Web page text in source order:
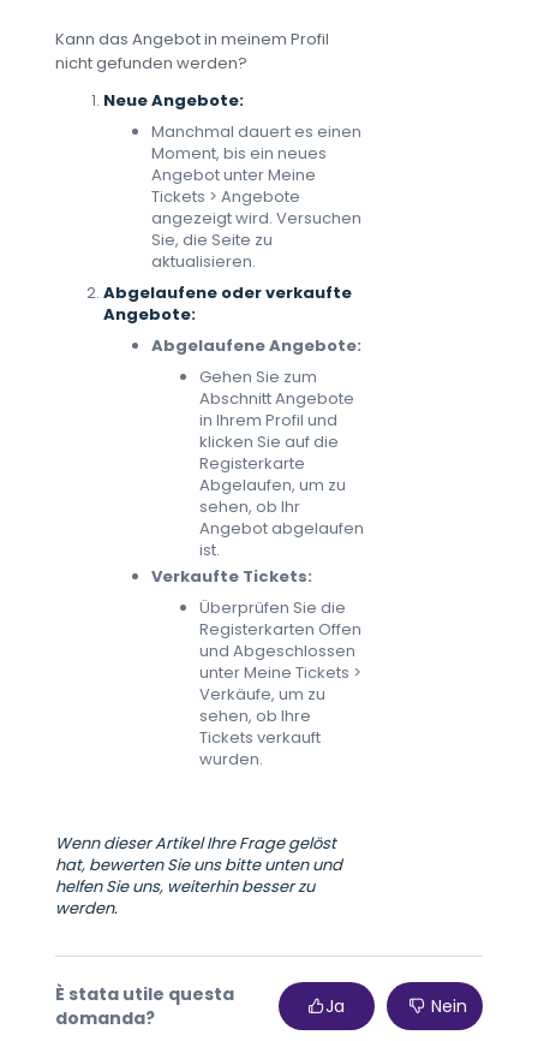
Kann das Angebot in meinem Profil
nicht gefunden werden?
Neue Angebote:
Manchmal dauert es einen
Moment, bis ein neues
Angebot unter Meine
Tickets > Angebote
angezeigt wird. Versuchen
Sie, die Seite zu
aktualisieren.
Abgelaufene oder verkaufte
Angebote:
Abgelaufene Angebote:
Gehen Sie zum
Abschnitt Angebote
in Ihrem Profil und
klicken Sie auf die
Registerkarte
Abgelaufen, um zu
sehen, ob Ihr
Angebot abgelaufen
ist.
Verkaufte Tickets:
Überprüfen Sie die
Registerkarten Offen
und Abgeschlossen
unter Meine Tickets >
Verkäufe, um zu
sehen, ob Ihre
Tickets verkauft
wurden.
Wenn dieser Artikel Ihre Frage gelöst
hat, bewerten Sie uns bitte unten und
helfen Sie uns, weiterhin besser zu
werden.
È stata utile questa
domanda?
Ja Nein